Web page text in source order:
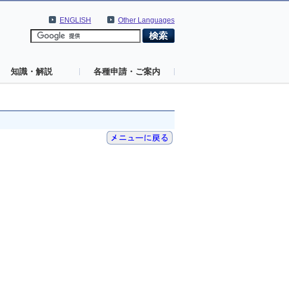
Other Languages
ENGLISH
知識・解説 各種申請・ご案内